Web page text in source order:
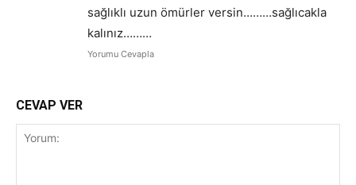
sağlıklı uzun ömürler versin………sağlıcakla
kalınız………
Yorumu Cevapla
CEVAP VER